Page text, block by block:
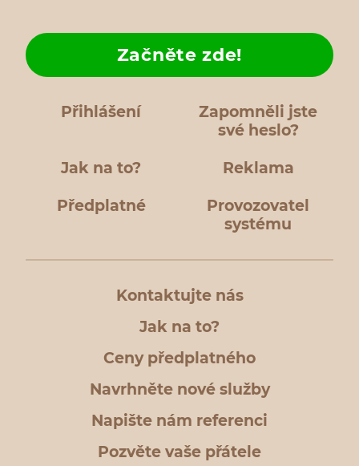
Přihlášení
Zapomněli jste
své heslo?
Jak na to?
Začněte zde!
Reklama
Předplatné
Provozovatel
systému
Kontaktujte nás
Jak na to?
Ceny předplatného
Navrhněte nové služby
Napište nám referenci
Pozvěte vaše přátele